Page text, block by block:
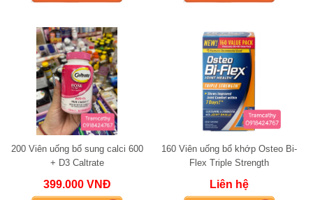
200 Viên uống bổ sung calci 600
+ D3 Caltrate
399.000 VNĐ
160 Viên uống bổ khớp Osteo Bi-
Flex Triple Strength
Liên hệ